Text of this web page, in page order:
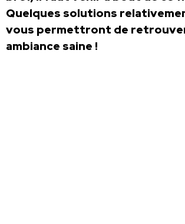
Quelques solutions
vous permettront de
ambiance saine !